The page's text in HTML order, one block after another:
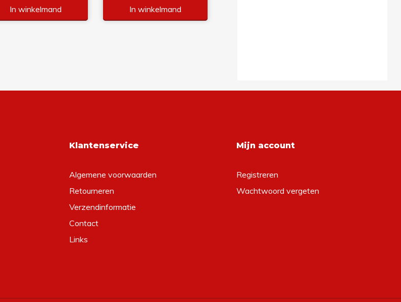
In winkelmand In winkelmand
Klantenservice
Algemene voorwaarden
Retourneren
Verzendinformatie
Contact
Links
Mijn account
Registreren
Wachtwoord vergeten